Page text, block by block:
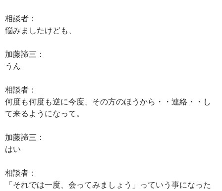
相談者：
悩みましたけども、
加藤諦三：
うん
相談者：
何度も何度も逆に今度、その方のほうから・・連絡・・し
て来るようになって。
加藤諦三：
はい
相談者：
「それでは一度、会ってみましょう」っていう事になった